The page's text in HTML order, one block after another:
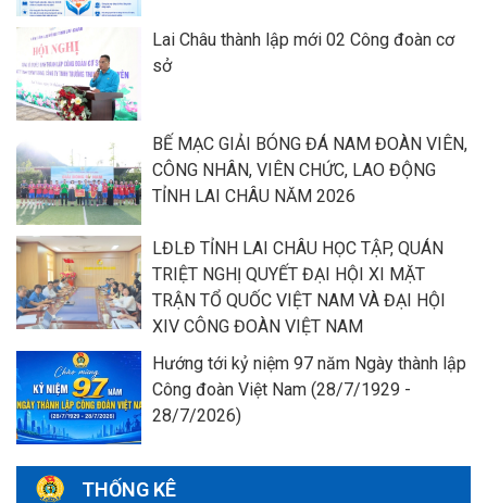
Lai Châu thành lập mới 02 Công đoàn cơ
sở
BẾ MẠC GIẢI BÓNG ĐÁ NAM ĐOÀN VIÊN,
CÔNG NHÂN, VIÊN CHỨC, LAO ĐỘNG
TỈNH LAI CHÂU NĂM 2026
LĐLĐ TỈNH LAI CHÂU HỌC TẬP, QUÁN
TRIỆT NGHỊ QUYẾT ĐẠI HỘI XI MẶT
TRẬN TỔ QUỐC VIỆT NAM VÀ ĐẠI HỘI
XIV CÔNG ĐOÀN VIỆT NAM
Hướng tới kỷ niệm 97 năm Ngày thành lập
Công đoàn Việt Nam (28/7/1929 -
28/7/2026)
THỐNG KÊ